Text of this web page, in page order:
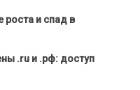
и спад в
.ru и .рф: доступ